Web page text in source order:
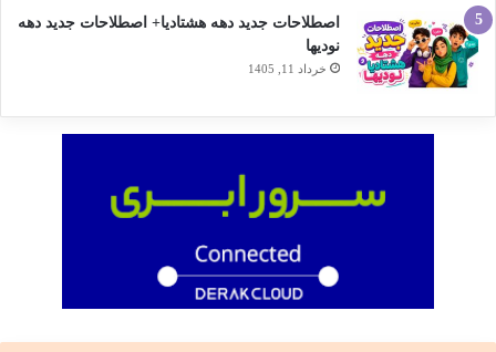
اصطلاحات جدید دهه هشتادیا+ اصطلاحات جدید دهه
نودیها
خرداد 11, 1405